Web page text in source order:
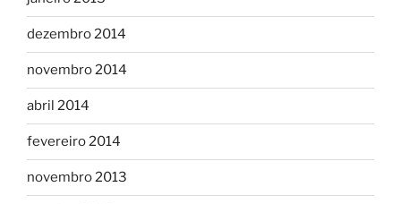
dezembro 2014
novembro 2014
abril 2014
fevereiro 2014
novembro 2013